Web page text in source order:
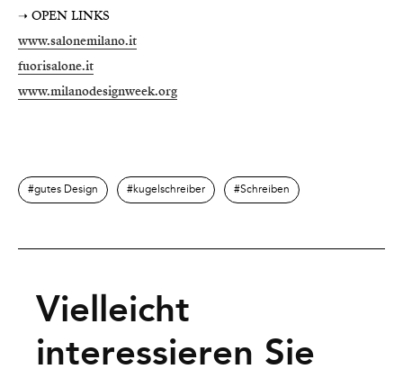
➝ OPEN LINKS
www.salonemilano.it
fuorisalone.it
www.milanodesignweek.org
gutes Design kugelschreiber Schreiben
Vielleicht
interessieren Sie